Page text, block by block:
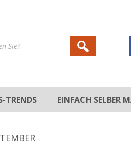
TRENDS EINFACH SELBER